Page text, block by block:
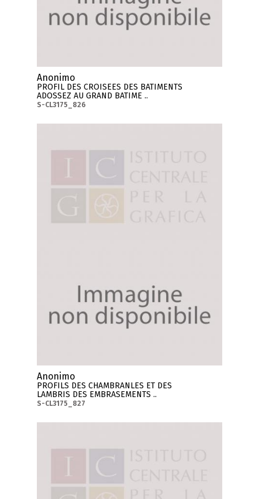
Anonimo
PROFIL DES CROISEES DES BATIMENTS
ADOSSEZ AU GRAND BATIME ..
S-CL3175_826
Anonimo
PROFILS DES CHAMBRANLES ET DES
LAMBRIS DES EMBRASEMENTS ..
S-CL3175_827